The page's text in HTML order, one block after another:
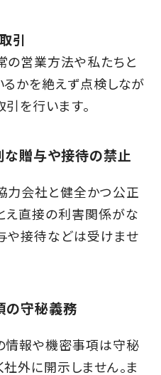
引
の営業方法や私たちと
るかを絶えず点検しなが
を行います。
贈与や接待の禁止
力会社と健全かつ公正
え直接の利害関係がな
や接待などは受けませ
の守秘義務
情報や機密事項は守秘
外に開示しません。ま